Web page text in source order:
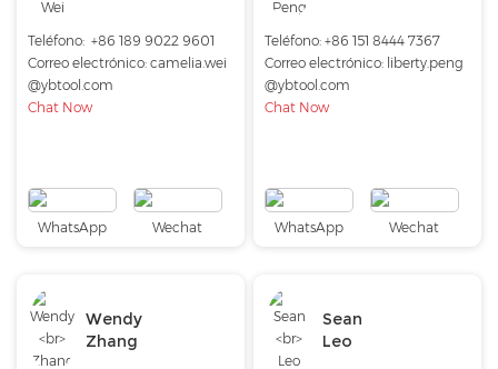
Teléfono: +86 189 9022 9601
Correo electrónico: camelia.wei
@ybtool.com
Chat Now
WhatsApp Wechat
Teléfono: +86 151 8444 7367
Correo electrónico: liberty.peng
@ybtool.com
Chat Now
WhatsApp Wechat
Wendy
Zhang
Sean
Leo